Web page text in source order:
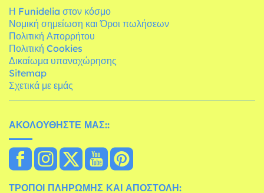
Η Funidelia στον κόσμο
Νομική σημείωση και Όροι πωλήσεων
Πολιτική Απορρήτου
Πολιτική Cookies
Δικαίωμα υπαναχώρησης
Sitemap
Σχετικά με εμάς
ΑΚΟΛΟΥΘΉΣΤΕ ΜΑΣ::
ΤΡΌΠΟΙ ΠΛΗΡΩΜΉΣ ΚΑΙ ΑΠΟΣΤΟΛΉ: